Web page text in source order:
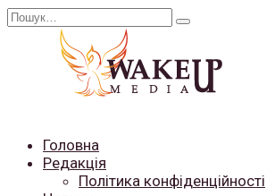
Перейти
Search
Головна
Редакція
Політика конфіденційності